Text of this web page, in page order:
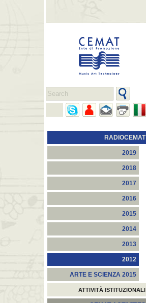
RADIOCEMAT
2019
2018
2017
2016
2015
2014
2013
2012
ARTE E SCIENZA 2015
ATTIVITÀ ISTITUZIONALI